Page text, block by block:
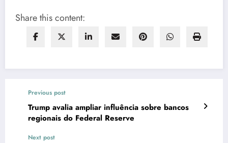
Share this content:
Previous post
Trump avalia ampliar influência sobre bancos
regionais do Federal Reserve
Next post